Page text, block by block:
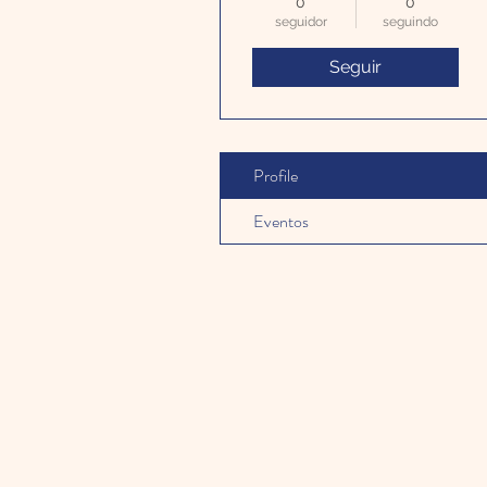
seguidor seguindo
Seguir
Profile
Eventos